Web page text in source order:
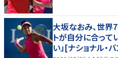
大坂なおみ、世界
トが自分に合って
い」[ナショナル・